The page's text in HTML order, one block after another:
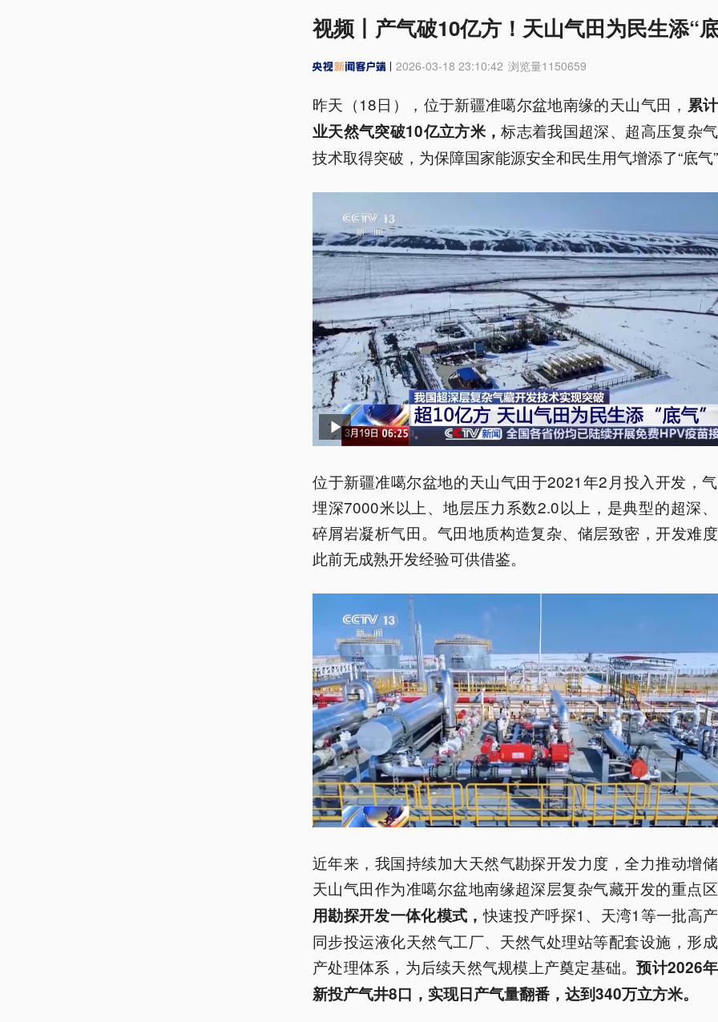
视频丨产气破10亿方！天山气田为民生添“
2026-03-18 23:10:42 浏览量1150659
昨天（18日），位于新疆准噶尔盆地南缘的天山气田， 累
业天然气突破10亿立方米，标志着我国超深、超高压复杂
技术取得突破，为保障国家能源安全和民生用气增添了“底气”
位于新疆准噶尔盆地的天山气田于2021年2月投入开发，
埋深7000米以上、地层压力系数2.0以上，是典型的超深
碎屑岩凝析气田。气田地质构造复杂、储层致密，开发难度
此前无成熟开发经验可供借鉴。
近年来，我国持续加大天然气勘探开发力度，全力推动增储
天山气田作为准噶尔盆地南缘超深层复杂气藏开发的重点区
用勘探开发一体化模式，快速投产呼探1、天湾1等一批高产
同步投运液化天然气工厂、天然气处理站等配套设施，形
产处理体系，为后续天然气规模上产奠定基础。预计2026
新投产气井8口，实现日产气量翻番，达到340万立方米。